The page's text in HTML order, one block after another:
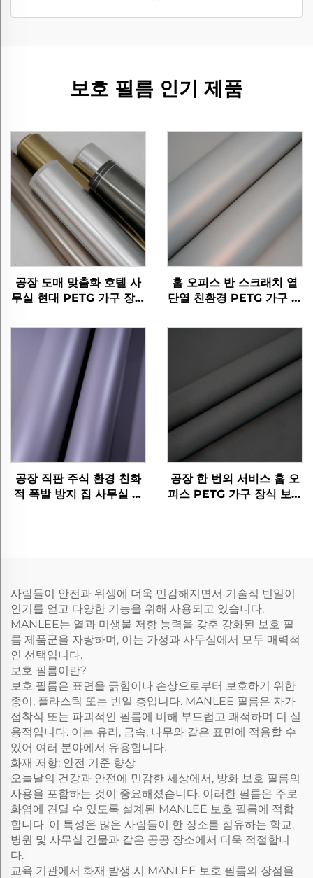
보호 필름 인기 제품
공장 도매 맞춤화 호텔 사
무실 현대 PETG 가구 장식
미네이션 벽 패널
홈 오피스 반 스크래치 열
단열 친환경 PETG 가구 장
공장 직판 주식 환경 친화
적 폭발 방지 집 사무실 호
공장 한 번의 서비스 홈 오
피스 PETG 가구 장식 보호
사람들이 안전과 위생에 더욱 민감해지면서 기술적 빈일이
인기를 얻고 다양한 기능을 위해 사용되고 있습니다.
MANLEE는 열과 미생물 저항 능력을 갖춘 강화된 보호 필
름 제품군을 자랑하며, 이는 가정과 사무실에서 모두 매력적
인 선택입니다.
보호 필름이란?
보호 필름은 표면을 긁힘이나 손상으로부터 보호하기 위한
종이, 플라스틱 또는 빈일 층입니다. MANLEE 필름은 자가
접착식 또는 파괴적인 필름에 비해 부드럽고 쾌적하며 더 실
용적입니다. 이는 유리, 금속, 나무와 같은 표면에 적용할 수
있어 여러 분야에서 유용합니다.
화재 저항: 안전 기준 향상
오늘날의 건강과 안전에 민감한 세상에서, 방화 보호 필름의
사용을 포함하는 것이 중요해졌습니다. 이러한 필름은 주로
화염에 견딜 수 있도록 설계된 MANLEE 보호 필름에 적합
합니다. 이 특성은 많은 사람들이 한 장소를 점유하는 학교,
병원 및 사무실 건물과 같은 공공 장소에서 더욱 적절합니
다.
교육 기관에서 화재 발생 시 MANLEE 보호 필름의 장점을